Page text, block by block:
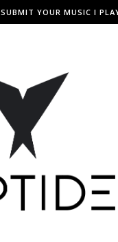
SUBMIT YOUR MUSIC I